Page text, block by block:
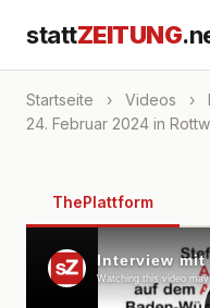
stattZEITUNG
Startseite › Videos ›
24. Februar 2024 in
ThePlattform